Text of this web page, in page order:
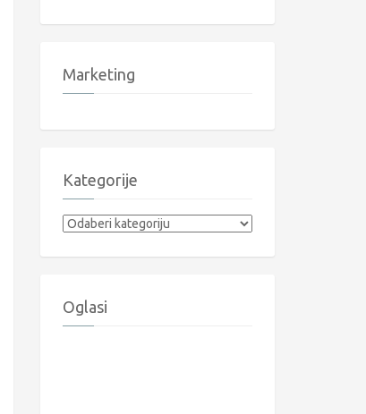
Marketing
Kategorije
Kategorije
Oglasi